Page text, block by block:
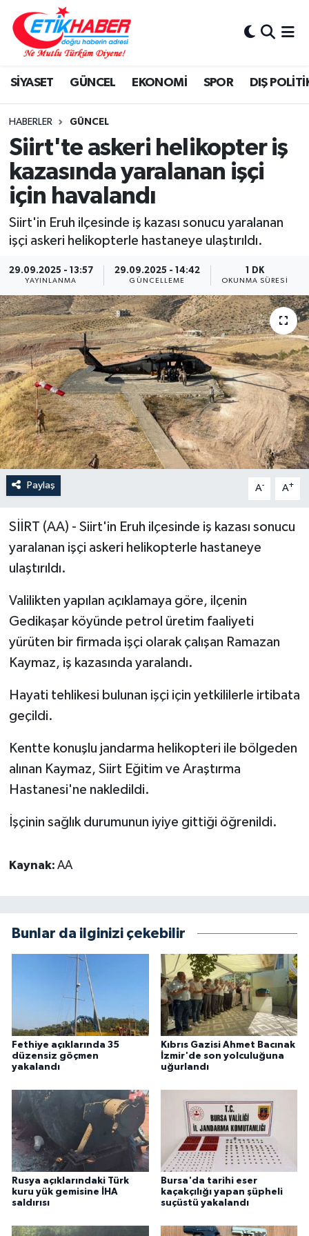
SİYASET GÜNCEL EKONOMİ SPOR DIŞ
HABERLER GÜNCEL
Siirt'te askeri helikopter iş
kazasında yaralanan işçi
için havalandı
Siirt'in Eruh ilçesinde iş kazası sonucu yaralanan
işçi askeri helikopterle hastaneye ulaştırıldı.
29.09.2025 - 13:57
YAYINLANMA
29.09.2025 - 14:42
GÜNCELLEME
1 DK
OKUNMA SÜRESI
Paylaş A- A+
SİİRT (AA) - Siirt'in Eruh ilçesinde iş kazası sonucu
yaralanan işçi askeri helikopterle hastaneye
ulaştırıldı.
Valilikten yapılan açıklamaya göre, ilçenin
Gedikaşar köyünde petrol üretim faaliyeti
yürüten bir firmada işçi olarak çalışan Ramazan
Kaymaz, iş kazasında yaralandı.
Hayati tehlikesi bulunan işçi için yetkililerle irtibata
geçildi.
Kentte konuşlu jandarma helikopteri ile bölgeden
alınan Kaymaz, Siirt Eğitim ve Araştırma
Hastanesi'ne nakledildi.
İşçinin sağlık durumunun iyiye gittiği öğrenildi.
Kaynak: AA
Bunlar da ilginizi çekebilir
Fethiye açıklarında 35
düzensiz göçmen
yakalandı
Kıbrıs Gazisi Ahmet Bacınak
İzmir'de son yolculuğuna
uğurlandı
Rusya açıklarındaki Türk
kuru yük gemisine İHA
saldırısı
Bursa'da tarihi eser
kaçakçılığı yapan şüpheli
suçüstü yakalandı
BİLİM-TEKNOLOJİ
DIŞ POLİTİKA
DÜNYA
EĞİTİM GENÇLİK
EKONOMİ
KÖŞE YAZILARI
KÜLTÜR-SANAT-MAGAZİN
MEDYA
ÖZEL HABER
RÖPORTAJLAR
SAĞLIK
SİYASET
GÜNCEL
YAŞAM
Nöbetçi Eczaneler
Hava Durumu
İstanbul Namaz Vakitleri
Trafik Durumu
Süper Lig Puan Durumu ve Fikstür
Tüm Manşetler
Son Dakika Haberleri
Haber Arşivi